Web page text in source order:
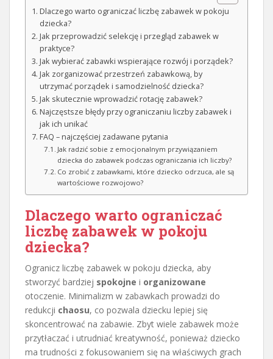
Dlaczego warto ograniczać liczbę zabawek w pokoju
dziecka?
Jak przeprowadzić selekcję i przegląd zabawek w
praktyce?
Jak wybierać zabawki wspierające rozwój i porządek?
Jak zorganizować przestrzeń zabawkową, by
utrzymać porządek i samodzielność dziecka?
Jak skutecznie wprowadzić rotację zabawek?
Najczęstsze błędy przy ograniczaniu liczby zabawek i
jak ich unikać
FAQ – najczęściej zadawane pytania
Jak radzić sobie z emocjonalnym przywiązaniem
dziecka do zabawek podczas ograniczania ich liczby?
Co zrobić z zabawkami, które dziecko odrzuca, ale są
wartościowe rozwojowo?
Dlaczego warto ograniczać
liczbę zabawek w pokoju
dziecka?
Ogranicz liczbę zabawek w pokoju dziecka, aby
stworzyć bardziej spokojne i organizowane
otoczenie. Minimalizm w zabawkach prowadzi do
redukcji chaosu, co pozwala dziecku lepiej się
skoncentrować na zabawie. Zbyt wiele zabawek może
przytłaczać i utrudniać kreatywność, ponieważ dziecko
ma trudności z fokusowaniem się na właściwych grach